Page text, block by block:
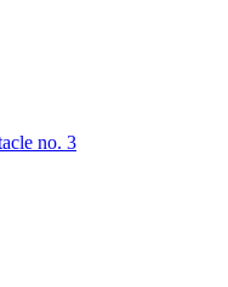
no. 3